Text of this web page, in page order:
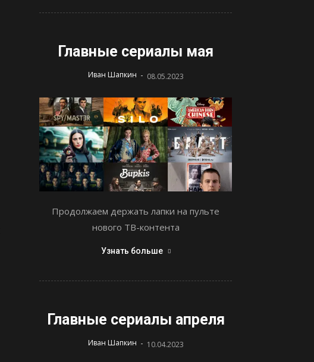
Главные сериалы мая
Иван Шапкин - 08.05.2023
Продолжаем держать лапки на пульте
нового ТВ-контента
Узнать больше
Главные сериалы апреля
Иван Шапкин - 10.04.2023